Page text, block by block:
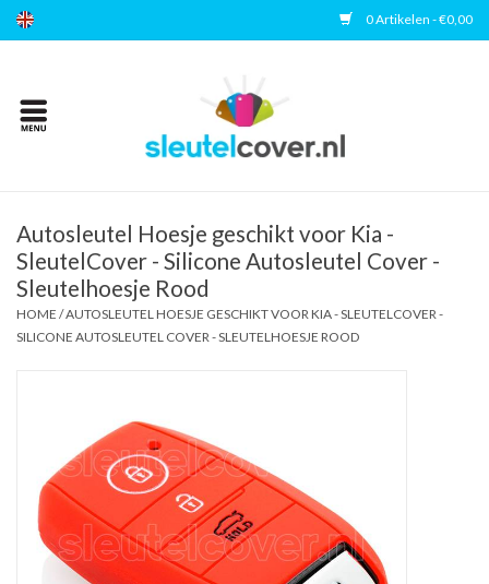
0 Artikelen - €0,00
Home
Accessoires
Veelgestelde vragen
Autosleutel Hoesje geschikt voor Kia -
SleutelCover - Silicone Autosleutel Cover -
Sleutelhoesje Rood
HOME /AUTOSLEUTEL HOESJE GESCHIKT VOOR KIA - SLEUTELCOVER -
SILICONE AUTOSLEUTEL COVER - SLEUTELHOESJE ROOD